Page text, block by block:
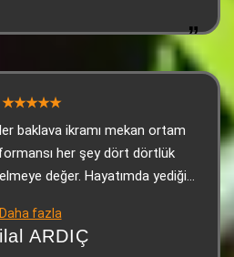
baklava ikramı mekan ortam
her şey dört dörtlük
değer. Hayatımda yediğim
Daha fazla
ARDIÇ